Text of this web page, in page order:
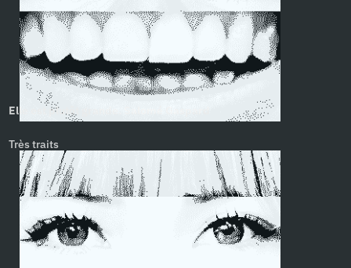
Elle est plutôt grande. Salomé Gaspard
Très traits